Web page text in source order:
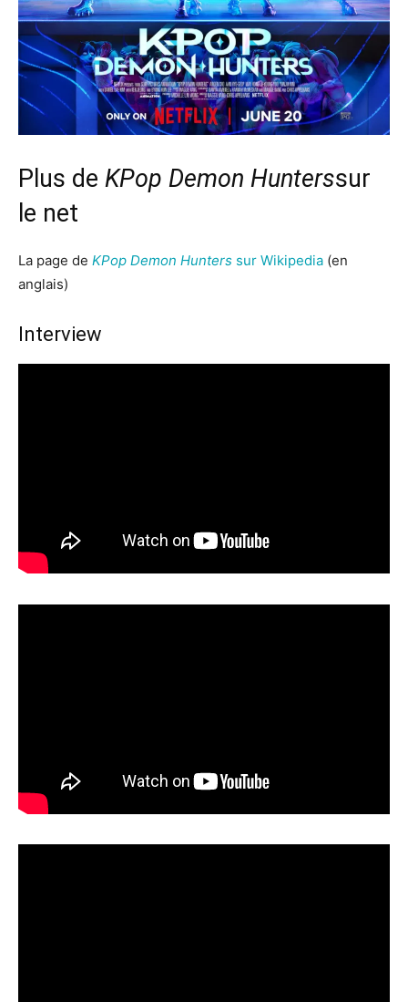
Plus de KPop Demon Hunterssur
le net
La page de KPop Demon Hunters sur Wikipedia (en
anglais)
Interview